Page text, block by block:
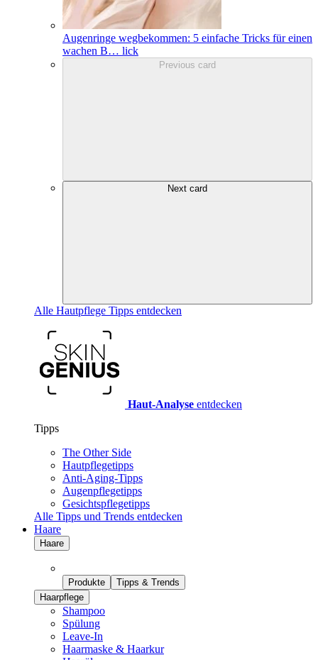
Augenringe wegbekommen: 5 einfache Tricks für einen
wachen B… lick
Previous card
Next card
Alle Hautpflege Tipps entdecken
Haut-Analyse entdecken
Tipps
The Other Side
Hautpflegetipps
Anti-Aging-Tipps
Augenpflegetipps
Gesichtspflegetipps
Alle Tipps und Trends entdecken
Haare
Haare
Produkte
Tipps & Trends
Haarpflege
Shampoo
Spülung
Leave-In
Haarmaske & Haarkur